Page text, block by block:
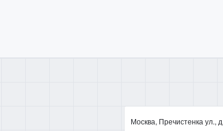
Москва, Пречистенка ул.,